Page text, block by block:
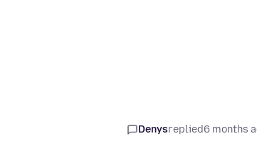
Denysreplied6 months